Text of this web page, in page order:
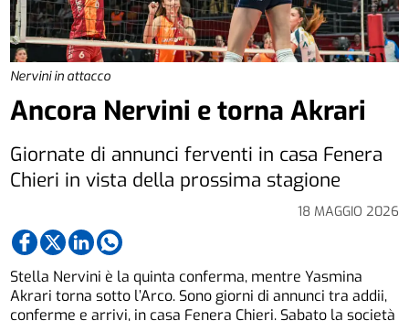
Nervini in attacco
18 MAGGIO 2026
Ancora Nervini e torna Akrari
Giornate di annunci ferventi in casa Fenera
Chieri in vista della prossima stagione
Stella Nervini è la quinta conferma, mentre Yasmina
Akrari torna sotto l’Arco. Sono giorni di annunci tra addii,
conferme e arrivi, in casa Fenera Chieri. Sabato la società